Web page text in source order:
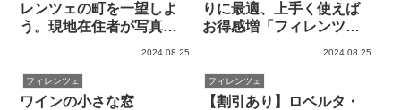
レンツェの町を一望しよ
う。現地在住者が写真つ
2024.08.25
りに最適、上手く使えば
お得感増「フィレンツェ
2024.08.25
フィレンツェ
ワインの小さな窓
フィレンツェ
【割引あり】ロベルタ・